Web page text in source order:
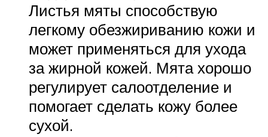
Листья мяты способствую
легкому обезжириванию кожи и
может применяться для ухода
за жирной кожей. Мята хорошо
регулирует салоотделение и
помогает сделать кожу более
сухой.